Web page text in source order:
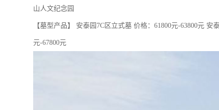
山人文纪念园
【墓型产品】 安泰园7C区立式墓 价格：61800元-63800元
元-67800元